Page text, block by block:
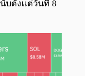
บตั้งแต่วันที่ 8